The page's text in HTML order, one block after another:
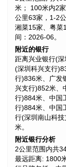
米； 100米内2
公里63家，1-2
湘菜15家、粤菜
间：2026-06。
附近的银行
距离兴业银行(
(深圳科兴支行
行)836米、广发
兴支行)852米、
行)884米、中国
行)884米、中国
行(深圳南山科
米。
附近银行分析
2公里范围内共
最远距离: 1800